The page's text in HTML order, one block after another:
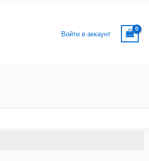
Войти в аккаунт